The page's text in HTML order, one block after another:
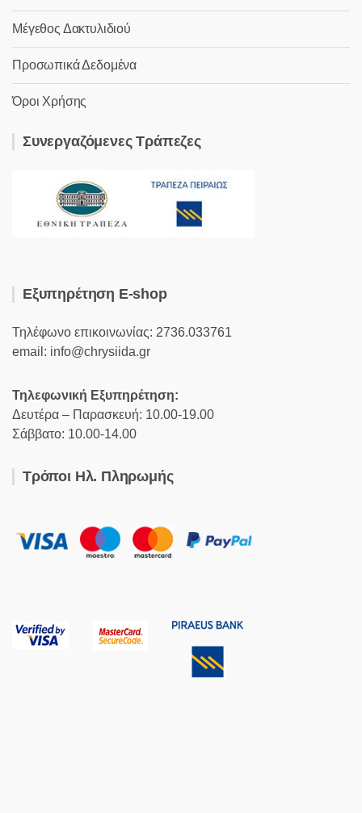
Μέγεθος Δακτυλιδιού
Προσωπικά Δεδομένα
Όροι Χρήσης
Συνεργαζόμενες Τράπεζες
Εξυπηρέτηση E-shop
Τηλέφωνο επικοινωνίας: 2736.033761
email: info@chrysiida.gr
Τηλεφωνική Εξυπηρέτηση:
Δευτέρα – Παρασκευή: 10.00-19.00
Σάββατο: 10.00-14.00
Τρόποι Ηλ. Πληρωμής